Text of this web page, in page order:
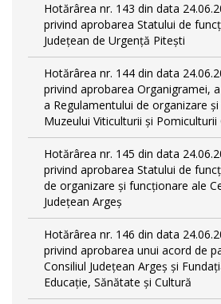
Hotărârea nr. 143 din data
privind aprobarea Statului de
Județean de Urgență Pitești
Hotărârea nr. 144 din data
privind aprobarea Organigramei,
a Regulamentului de organizare
Muzeului Viticulturii și Pomiculturii
Hotărârea nr. 145 din data
privind aprobarea Statului de
de organizare și funcționare ale
Județean Argeș
Hotărârea nr. 146 din data
privind aprobarea unui acord de
Consiliul Județean Argeș și
Educație, Sănătate și Cultură